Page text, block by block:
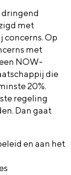
dringend
met
Op
met
NOW-
die
20%.
regeling
Dan gaat
en aan het